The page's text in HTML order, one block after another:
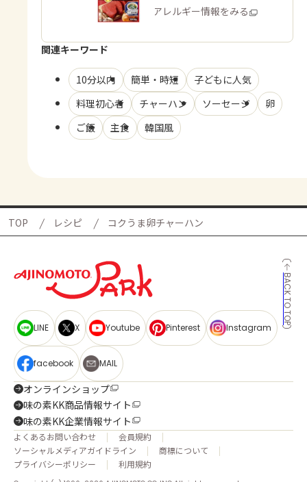
商品・アレルギー情報をみる
関連キーワード
10分以内 簡単・時短
子どもに人気
料理初心者
チャーハン ソーセージ
卵
ご飯
主食 韓国風
TOP レシピ コクうま卵チャーハン
BACK TO TOP
LINE X Youtube Pinterest Instagram
facebook MAIL
オンラインショップ
味の素KK商品情報サイト
味の素KK企業情報サイト
よくあるお問い合わせ
会員規約
ソーシャルメディアガイドライン
商標について
プライバシーポリシー
利用規約